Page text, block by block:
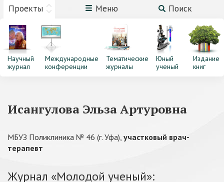
Проекты Меню Поиск
Научный
журнал
Международные
конференции
Тематические
журналы
Юный
ученый
Издание
книг
Исангулова Эльза Артуровна
МБУЗ Поликлиника № 46 (г. Уфа), участковый врач-
терапевт
Журнал «Молодой ученый»: